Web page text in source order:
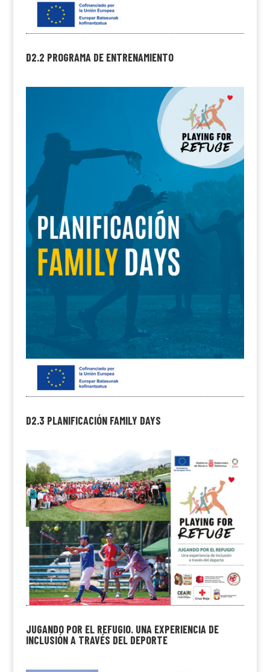
D2.2 PROGRAMA DE ENTRENAMIENTO
D2.3 PLANIFICACIÓN FAMILY DAYS
JUGANDO POR EL REFUGIO. UNA EXPERIENCIA DE
INCLUSIÓN A TRAVÉS DEL DEPORTE